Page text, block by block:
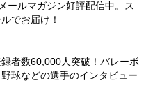
ールマガジン好評配信中。ス
でお届け！
者数60,000人突破！バレーボ
球などの選手のインタビュー